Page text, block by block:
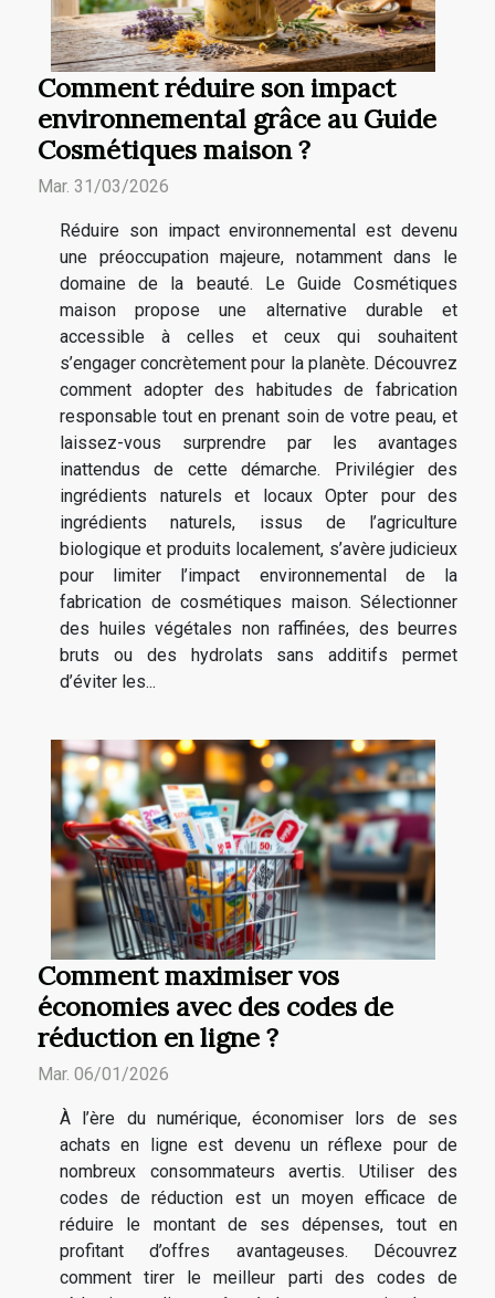
Comment réduire son impact
environnemental grâce au Guide
Cosmétiques maison ?
Mar. 31/03/2026
Réduire son impact environnemental est devenu
une préoccupation majeure, notamment dans le
domaine de la beauté. Le Guide Cosmétiques
maison propose une alternative durable et
accessible à celles et ceux qui souhaitent
s’engager concrètement pour la planète. Découvrez
comment adopter des habitudes de fabrication
responsable tout en prenant soin de votre peau, et
laissez-vous surprendre par les avantages
inattendus de cette démarche. Privilégier des
ingrédients naturels et locaux Opter pour des
ingrédients naturels, issus de l’agriculture
biologique et produits localement, s’avère judicieux
pour limiter l’impact environnemental de la
fabrication de cosmétiques maison. Sélectionner
des huiles végétales non raffinées, des beurres
bruts ou des hydrolats sans additifs permet
d’éviter les...
Comment maximiser vos
économies avec des codes de
réduction en ligne ?
Mar. 06/01/2026
À l’ère du numérique, économiser lors de ses
achats en ligne est devenu un réflexe pour de
nombreux consommateurs avertis. Utiliser des
codes de réduction est un moyen efficace de
réduire le montant de ses dépenses, tout en
profitant d’offres avantageuses. Découvrez
comment tirer le meilleur parti des codes de